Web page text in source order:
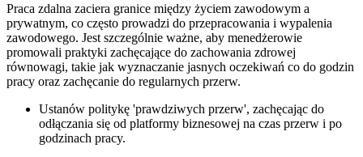
Praca zdalna zaciera granice między życiem zawodowym a
prywatnym, co często prowadzi do przepracowania i wypalenia
zawodowego. Jest szczególnie ważne, aby menedżerowie
promowali praktyki zachęcające do zachowania zdrowej
równowagi, takie jak wyznaczanie jasnych oczekiwań co do godzin
pracy oraz zachęcanie do regularnych przerw.
Ustanów politykę 'prawdziwych przerw', zachęcając do
odłączania się od platformy biznesowej na czas przerw i po
godzinach pracy.